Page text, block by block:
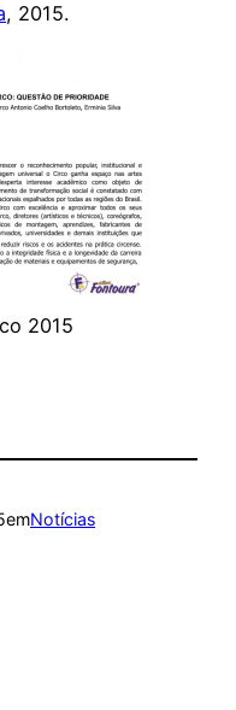
, 2015.
2015
emNotícias